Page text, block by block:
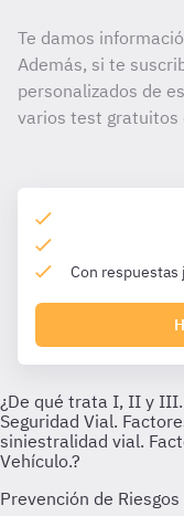
Te damos
Además, si te
personalizados de
varios test gratuitos
Con respuestas